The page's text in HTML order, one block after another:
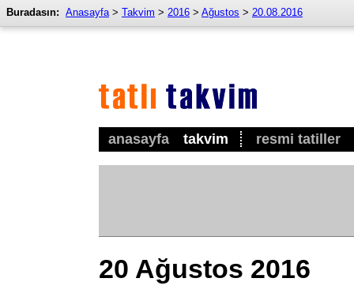
anasayfa takvim resmi tatiller
Buradasın: Anasayfa> Takvim > 2016 > Ağustos > 20.08.2016
20 Ağustos 2016